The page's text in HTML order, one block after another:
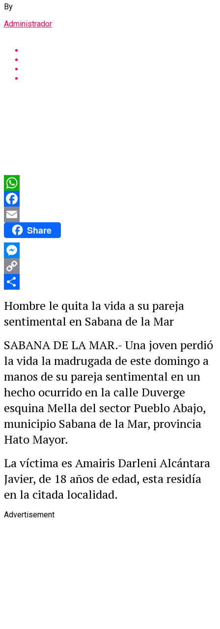
By
Administrador
WhatsApp
Facebook
Email Share
Messenger
Copy
Hombre le quita la vida a su pareja
sentimental en Sabana de la Mar
SABANA DE LA MAR.- Una joven perdió
la vida la madrugada de este domingo a
manos de su pareja sentimental en un
hecho ocurrido en la calle Duverge
esquina Mella del sector Pueblo Abajo,
municipio Sabana de la Mar, provincia
Hato Mayor.
La víctima es Amairis Darleni Alcántara
Javier, de 18 años de edad, esta residía
en la citada localidad.
Advertisement